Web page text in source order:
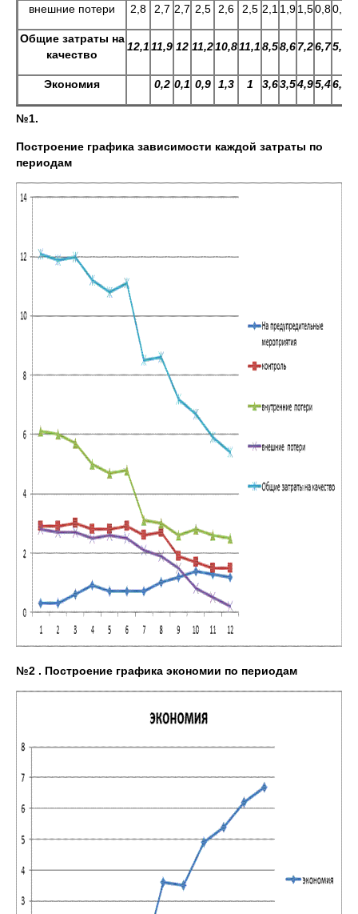
внешние потери 2,8 2,7 2,7 2,5 2,6 2,5 2,1 1,91,50,80,5
Общие затраты на
качество
12,111,9 12 11,210,811,18,58,67,26,75,9
Экономия 0,2 0,1 0,9 1,3 1 3,63,54,95,46,2
№1.
Построение графика зависимости каждой затраты по
периодам
№2 . Построение графика экономии по периодам